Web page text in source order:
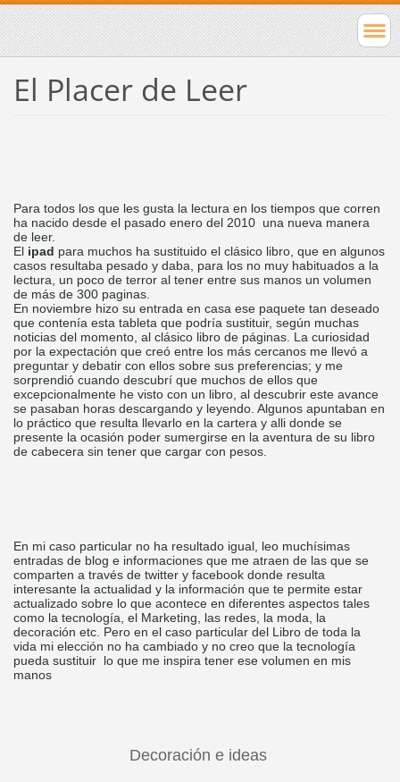
El Placer de Leer
Para todos los que les gusta la lectura en los tiempos que corren
ha nacido desde el pasado enero del 2010 una nueva manera
de leer.
Elipad para muchos ha sustituido el clásico libro, que en algunos
casos resultaba pesado y daba, para los no muy habituados a la
lectura, un poco de terror al tener entre sus manos un volumen
de más de 300 paginas.
En noviembre hizo su entrada en casa ese paquete tan deseado
que contenía esta tableta que podría sustituir, según muchas
noticias del momento, al clásico libro de páginas. La curiosidad
por la expectación que creó entre los más cercanos me llevó a
preguntar y debatir con ellos sobre sus preferencias; y me
sorprendió cuando descubrí que muchos de ellos que
excepcionalmente he visto con un libro, al descubrir este avance
se pasaban horas descargando y leyendo. Algunos apuntaban en
lo práctico que resulta llevarlo en la cartera y alli donde se
presente la ocasión poder sumergirse en la aventura de su libro
de cabecera sin tener que cargar con pesos.
En mi caso particular no ha resultado igual, leo muchísimas
entradas de blog e informaciones que me atraen de las que se
comparten a través de twitter y facebook donde resulta
interesante la actualidad y la información que te permite estar
actualizado sobre lo que acontece en diferentes aspectos tales
como la tecnología, el Marketing, las redes, la moda, la
decoración etc. Pero en el caso particular del Libro de toda la
vida mi elección no ha cambiado y no creo que la tecnología
pueda sustituir lo que me inspira tener ese volumen en mis
manos
Decoración e ideas